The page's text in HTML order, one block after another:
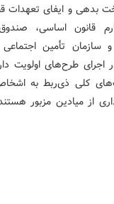
بدهی و ایفای
قانون اساسی،
و سازمان تأمین
اجرای طرح‌های اولویت
کلی ذی‌ربط به
از میادین مزبور